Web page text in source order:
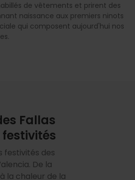
de vêtements et prirent des
naissance aux premiers ninots
qui composent aujourd'hui nos
Fallas
festivités
festivités des
De la
la chaleur de la